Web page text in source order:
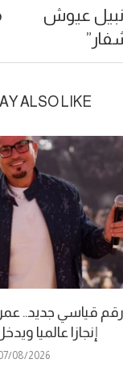
عيوش
ALSO LIKE
رقم قياسي جديد..
إنجازا عالميا
08/2026